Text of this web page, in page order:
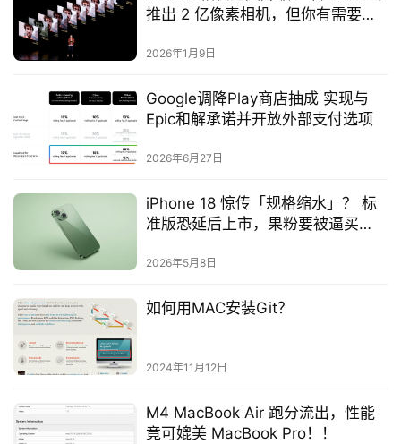
推出 2 亿像素相机，但你有需要
2026年1月9日
Google调降Play商店抽成 实现与
Epic和解承诺并开放外部支付选项
2026年6月27日
iPhone 18 惊传「规格缩水」？ 标
准版恐延后上市，果粉要被逼买
2026年5月8日
如何用MAC安装Git？
2024年11月12日
M4 MacBook Air 跑分流出，性能
竟可媲美 MacBook Pro！！